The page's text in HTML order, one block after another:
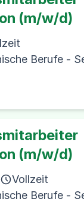
(m/w/d)
Berufe -
(m/w/d)
Vollzeit
Berufe -